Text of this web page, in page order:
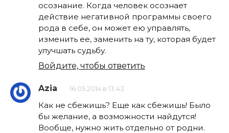
осознание. Когда человек осознает
действие негативной программы своего
рода в себе, он может ею управлять,
изменить ее, заменить на ту, которая будет
улучшать судьбу.
Войдите, чтобы ответить
Azia 16.05.2014 в 13:43
Как не сбежишь? Еще как сбежишь! Было
бы желание, а возможности найдутся!
Вообще, нужно жить отдельно от родни.